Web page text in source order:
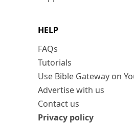
HELP
FAQs
Tutorials
Use Bible Gateway on
Advertise with us
Contact us
Privacy policy